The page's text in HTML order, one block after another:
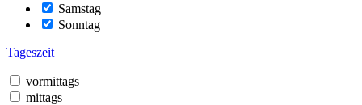
Samstag
Sonntag
Tageszeit
vormittags
mittags